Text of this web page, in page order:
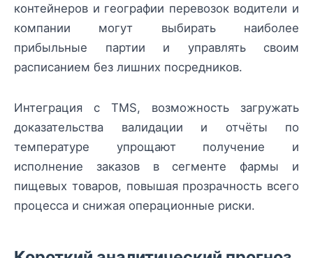
контейнеров и географии перевозок водители и
компании могут выбирать наиболее
прибыльные партии и управлять своим
расписанием без лишних посредников.
Интеграция с TMS, возможность загружать
доказательства валидации и отчёты по
температуре упрощают получение и
исполнение заказов в сегменте фармы и
пищевых товаров, повышая прозрачность всего
процесса и снижая операционные риски.